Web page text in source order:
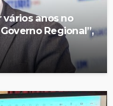
vários anos no
Regional”,